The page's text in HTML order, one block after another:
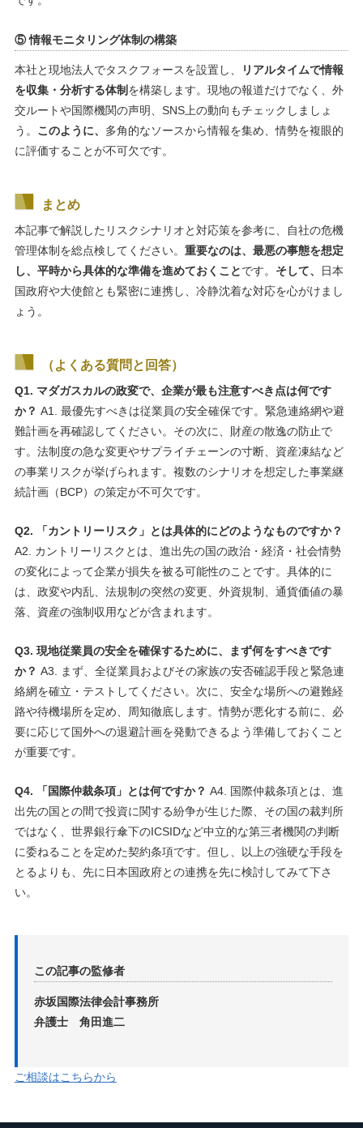
⑤ 情報モニタリング体制の構築
本社と現地法人でタスクフォースを設置し、
リアルタイムで情報
を収集・分析する体制 を構築します。現地の報道だけでなく、外
交ルートや国際機関の声明、SNS上の動向もチェックしましょ
う。 このように、 多角的なソースから情報を集め、情勢を複眼的
に評価することが不可欠です。
まとめ
本記事で解説したリスクシナリオと対応策を参考に、自社の危機
管理体制を総点検してください。 重要なのは、最悪の事態を想定
し、平時から具体的な準備を進めておくことです。 そして、
日本
国政府や大使館とも緊密に連携し、冷静沈着な対応を心がけまし
ょう。
（よくある質問と回答）
Q1. マダガスカルの政変で、企業が最も注意すべき点は何です
か？ A1. 最優先すべきは従業員の安全確保です。緊急連絡網や避
難計画を再確認してください。その次に、財産の散逸の防止で
す。法制度の急な変更やサプライチェーンの寸断、資産凍結など
の事業リスクが挙げられます。複数のシナリオを想定した事業継
続計画（BCP）の策定が不可欠です。
Q2. 「カントリーリスク」とは具体的にどのようなものですか？
A2. カントリーリスクとは、進出先の国の政治・経済・社会情勢
の変化によって企業が損失を被る可能性のことです。具体的に
は、政変や内乱、法規制の突然の変更、外資規制、通貨価値の暴
落、資産の強制収用などが含まれます。
Q3. 現地従業員の安全を確保するために、まず何をすべきです
か？ A3. まず、全従業員およびその家族の安否確認手段と緊急連
絡網を確立・テストしてください。次に、安全な場所への避難経
路や待機場所を定め、周知徹底します。情勢が悪化する前に、必
要に応じて国外への退避計画を発動できるよう準備しておくこと
が重要です。
Q4. 「国際仲裁条項」とは何ですか？ A4. 国際仲裁条項とは、進
出先の国との間で投資に関する紛争が生じた際、その国の裁判所
ではなく、世界銀行傘下のICSIDなど中立的な第三者機関の判断
に委ねることを定めた契約条項です。但し、以上の強硬な手段を
とるよりも、先に日本国政府との連携を先に検討してみて下さ
い。
この記事の監修者
赤坂国際法律会計事務所
弁護士 角田進二
ご相談はこちらから